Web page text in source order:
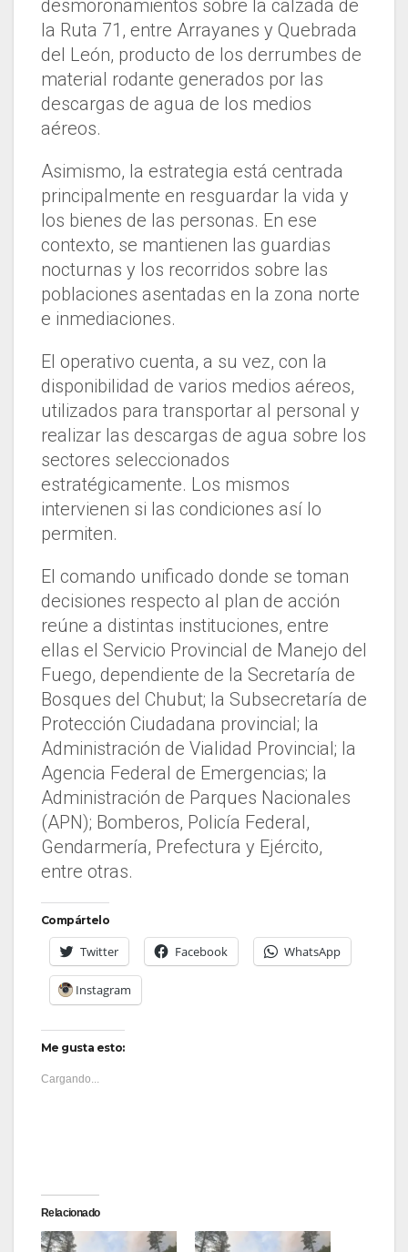
desmoronamientos sobre la calzada de
la Ruta 71, entre Arrayanes y Quebrada
del León, producto de los derrumbes de
material rodante generados por las
descargas de agua de los medios
aéreos.
Asimismo, la estrategia está centrada
principalmente en resguardar la vida y
los bienes de las personas. En ese
contexto, se mantienen las guardias
nocturnas y los recorridos sobre las
poblaciones asentadas en la zona norte
e inmediaciones.
El operativo cuenta, a su vez, con la
disponibilidad de varios medios aéreos,
utilizados para transportar al personal y
realizar las descargas de agua sobre los
sectores seleccionados
estratégicamente. Los mismos
intervienen si las condiciones así lo
permiten.
El comando unificado donde se toman
decisiones respecto al plan de acción
reúne a distintas instituciones, entre
ellas el Servicio Provincial de Manejo del
Fuego, dependiente de la Secretaría de
Bosques del Chubut; la Subsecretaría de
Protección Ciudadana provincial; la
Administración de Vialidad Provincial; la
Agencia Federal de Emergencias; la
Administración de Parques Nacionales
(APN); Bomberos, Policía Federal,
Gendarmería, Prefectura y Ejército,
entre otras.
Compártelo
Twitter Facebook WhatsApp
Instagram
Me gusta esto:
Cargando...
Relacionado